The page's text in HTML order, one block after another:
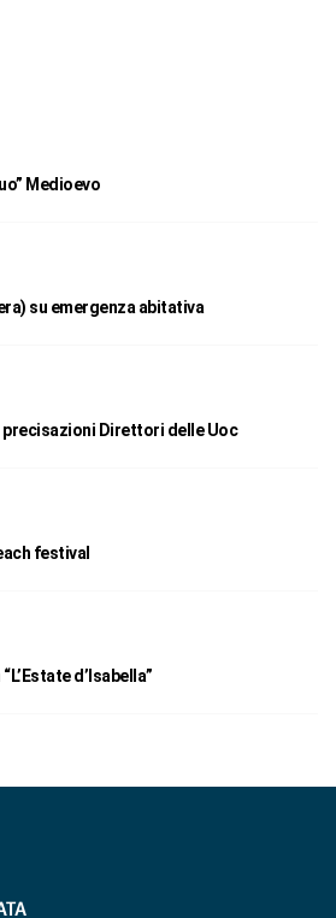
Medioevo
su emergenza abitativa
Direttori delle Uoc
festival
d’Isabella”